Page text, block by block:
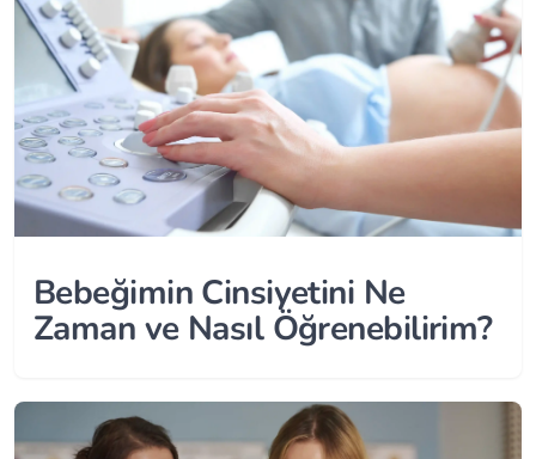
Bebeğimin Cinsiyetini Ne
Zaman ve Nasıl Öğrenebilirim?